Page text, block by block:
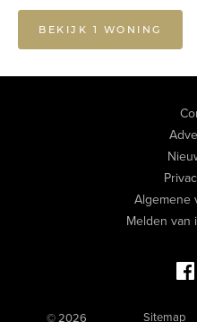
BEKIJK 1 WONING
Algemene
Melden van
© 2026 Sitemap